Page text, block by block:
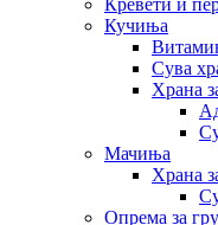
Кучиња
Сува
Храна
Мачиња
Храна
Опрема за